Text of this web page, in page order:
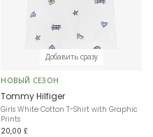
Добавить сразу
НОВЫЙ СЕЗОН
Tommy Hilfiger
Girls White Cotton T-Shirt with Graphic
Prints
20,00 £